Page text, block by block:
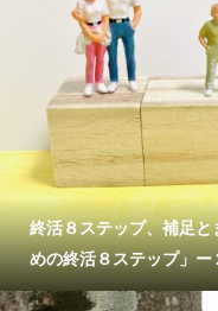
終活８ステップ、補足
めの終活８ステップ」ー